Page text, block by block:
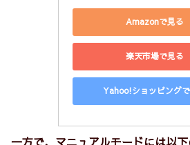
Amazonで見る
楽天市場で見る
Yahoo!ショッピング
一方で、マニュアルモードには以